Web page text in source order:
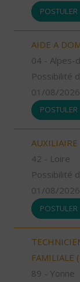
POSTULER
AIDE A
04 - Alpes-
Possibilité
01/08/2026
POSTULER
42 - Loire
Possibilité
01/08/2026
POSTULER
FAMILIALE
89 - Yonne